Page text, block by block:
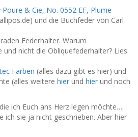
Poure & Cie, No. 0552 EF, Plume
und die Buchfeder von Carl
Federhalter. Warum
und nicht die Obliquefederhalter? Lies
Farben (alles dazu gibt es hier) und
(alles weitere hier und hier und noch
ich Euch ans Herz legen möchte….
ich sie ja nicht geschrieben. Aber hier